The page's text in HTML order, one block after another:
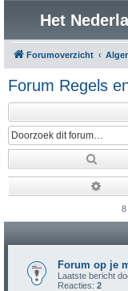
Het
Forumoverzicht
Forum Regels
8
Forum op je
Laatste bericht
Reacties: 2